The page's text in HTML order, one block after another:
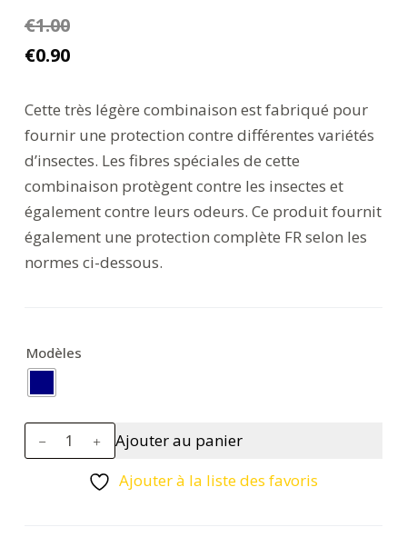
€1.00
€0.90
Cette très légère combinaison est fabriqué pour
fournir une protection contre différentes variétés
d’insectes. Les fibres spéciales de cette
combinaison protègent contre les insectes et
également contre leurs odeurs. Ce produit fournit
également une protection complète FR selon les
normes ci-dessous.
Modèles
quantité
de
Insectifuge
Ajouter au panier
Ajouter à la liste des favoris